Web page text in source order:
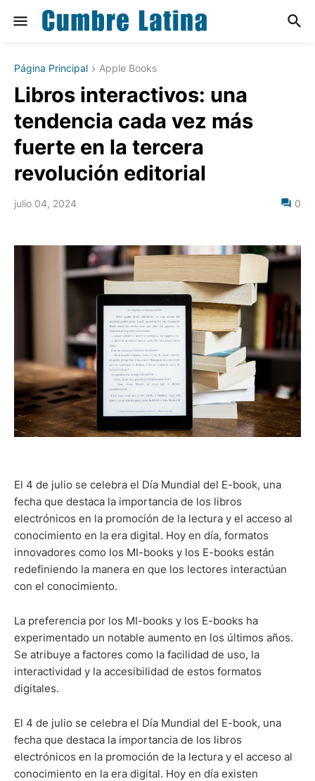
Página Principal Apple Books
Libros interactivos: una
tendencia cada vez más
fuerte en la tercera
revolución editorial
julio 04, 2024 0
El 4 de julio se celebra el Día Mundial del E-book, una
fecha que destaca la importancia de los libros
electrónicos en la promoción de la lectura y el acceso al
conocimiento en la era digital. Hoy en día, formatos
innovadores como los MI-books y los E-books están
redefiniendo la manera en que los lectores interactúan
con el conocimiento.
La preferencia por los MI-books y los E-books ha
experimentado un notable aumento en los últimos años.
Se atribuye a factores como la facilidad de uso, la
interactividad y la accesibilidad de estos formatos
digitales.
El 4 de julio se celebra el Día Mundial del E-book, una
fecha que destaca la importancia de los libros
electrónicos en la promoción de la lectura y el acceso al
conocimiento en la era digital. Hoy en día existen